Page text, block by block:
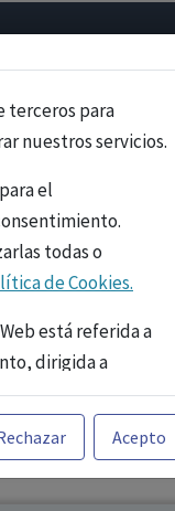
terceros para
nuestros servicios.
el
todas o
de Cookies.
está referida a
dirigida a
para
fármacos se facilita
de
Acepto